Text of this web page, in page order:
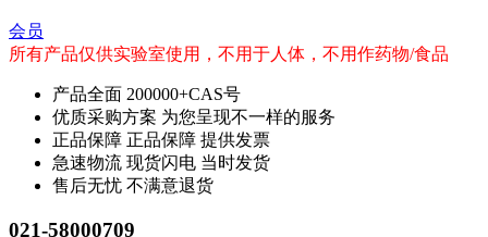
会员
所有产品仅供实验室使用，不用于人体，不用作药物/食品
产品全面 200000+CAS号
优质采购方案 为您呈现不一样的服务
正品保障 正品保障 提供发票
急速物流 现货闪电 当时发货
售后无忧 不满意退货
021-58000709